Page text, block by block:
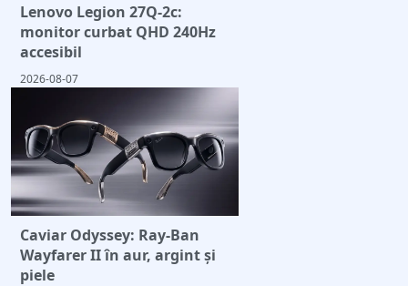
Lenovo Legion 27Q-2c:
monitor curbat QHD 240Hz
accesibil
2026-08-07
Caviar Odyssey: Ray-Ban
Wayfarer II în aur, argint și
piele